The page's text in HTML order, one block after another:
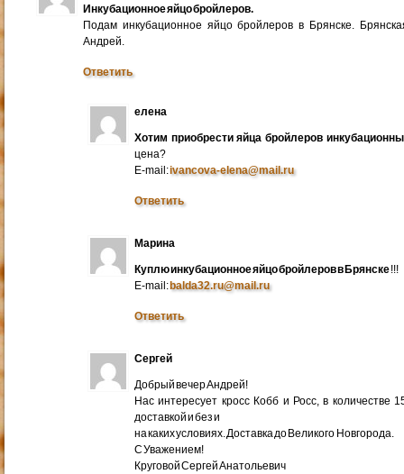
Инкубационное яйцо бройлеров.
Подам инкубационное яйцо бройлеров в Брянске.
Андрей.
Ответить
елена
Хотим приобрести яйца бройлеров
цена?
E-mail:ivancova-elena@mail.ru
Ответить
Марина
Куплю инкубационное яйцо бройлеров в Брянске!!!
E-mail:balda32.ru@mail.ru
Ответить
Сергей
Добрый вечер Андрей!
Нас интересует кросс Кобб и Росс, в количестве
доставкой и без и
на каких условиях. Доставка до Великого Новгорода.
С Уважением!
Круговой Сергей Анатольевич